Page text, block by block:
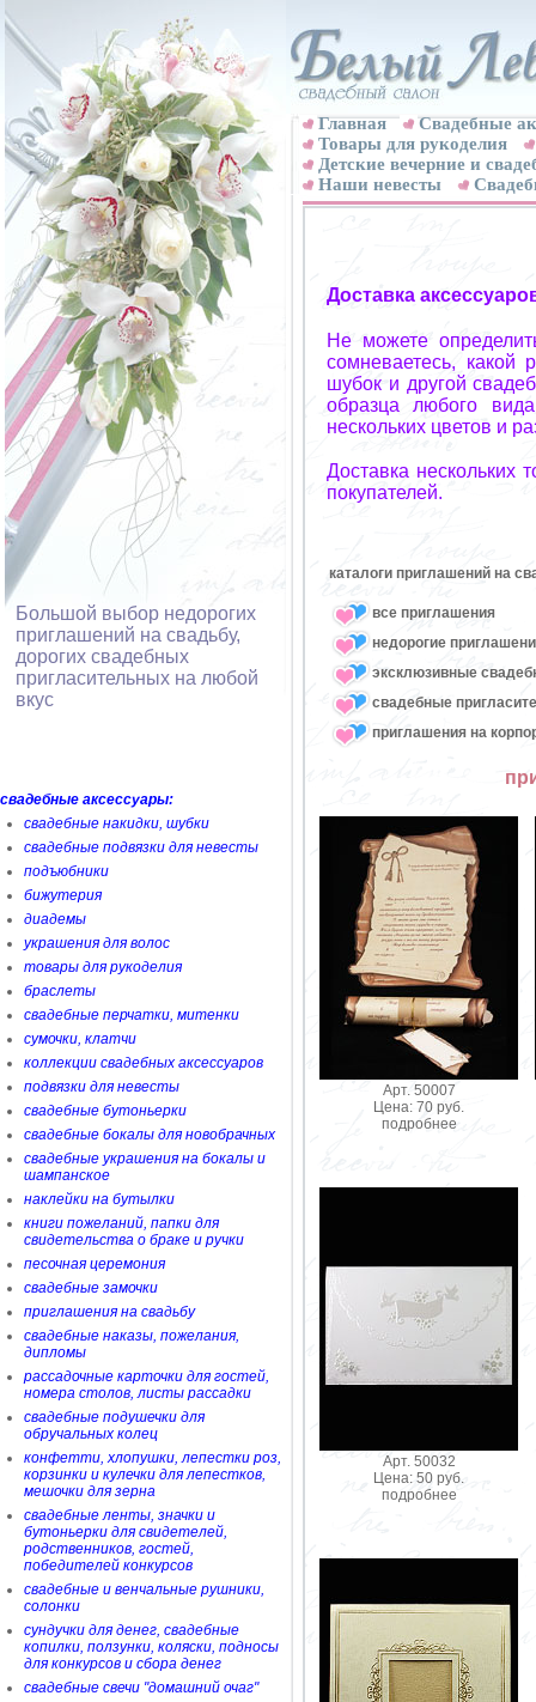
Большой выбор недорогих
приглашений на свадьбу,
дорогих свадебных
пригласительных на любой
вкус
свадебные аксессуары:
свадебные накидки, шубки
свадебные подвязки для невесты
подъюбники
бижутерия
диадемы
украшения для волос
товары для рукоделия
браслеты
свадебные перчатки, митенки
сумочки, клатчи
коллекции свадебных аксессуаров
подвязки для невесты
свадебные бутоньерки
свадебные бокалы для новобрачных
свадебные украшения на бокалы и
шампанское
наклейки на бутылки
книги пожеланий, папки для
свидетельства о браке и ручки
песочная церемония
свадебные замочки
приглашения на свадьбу
свадебные наказы, пожелания,
дипломы
рассадочные карточки для гостей,
номера столов, листы рассадки
свадебные подушечки для
обручальных колец
конфетти, хлопушки, лепестки роз,
корзинки и кулечки для лепестков,
мешочки для зерна
свадебные ленты, значки и
бутоньерки для свидетелей,
родственников, гостей,
победителей конкурсов
свадебные и венчальные рушники,
солонки
сундучки для денег, свадебные
копилки, ползунки, коляски, подносы
для конкурсов и сбора денег
свадебные свечи "домашний очаг"
Главная
Свадебные
Товары для рукоделия
Детские вечерние и
Наши невесты
Доставка
Не можете
сомневаетесь, какой
шубок и другой
образца любого
нескольких цветов и
Доставка нескольких
покупателей.
каталоги приглашений на
все приглашения
недорогие
эксклюзивные
свадебные
приглашения на
Арт. 50007
Цена: 70 руб.
подробнее
Арт. 50032
Цена: 50 руб.
подробнее